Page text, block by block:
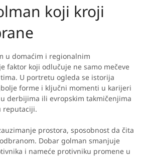
koji kroji
u domaćim i regionalnim
faktor koji odlučuje ne samo mečeve
U portretu ogleda se istorija
forme i ključni momenti u karijeri
derbijima ili evropskim takmičenjima
reputaciji.
prostora, sposobnost da čita
Dobar golman smanjuje
i nameće protivniku promene u